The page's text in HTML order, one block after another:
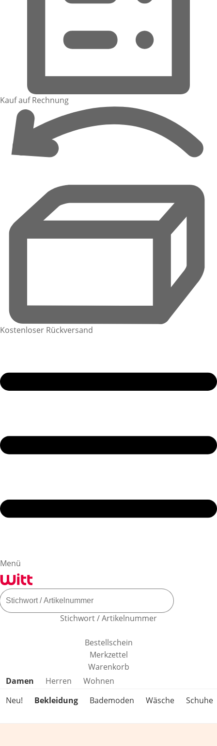
Kauf auf Rechnung
Kostenloser Rückversand
Menü
Stichwort / Artikelnummer
Bestellschein
Merkzettel
Warenkorb
Produktkategorien überspringen
Damen Herren
Wohnen
Neu!
Bekleidung Bademoden Wäsche Schuhe